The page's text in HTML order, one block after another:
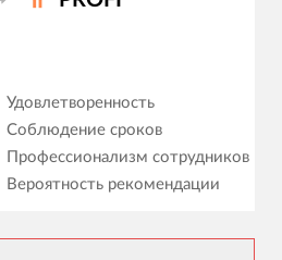
Удовлетворенность
Соблюдение сроков
Профессионализм сотрудников
Вероятность рекомендации